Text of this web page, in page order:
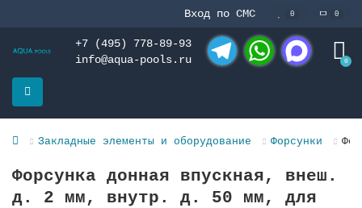
Вход по СМС 0 0
+7 (495) 778-89-93
info@aqua-pools.ru
0
Закладные элементы и оборудование Форсунки
Форсунка донная впускная, внеш.
д. 2 мм, внутр. д. 50 мм, для